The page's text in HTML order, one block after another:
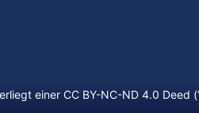
einer CC BY-NC-ND 4.0 Deed